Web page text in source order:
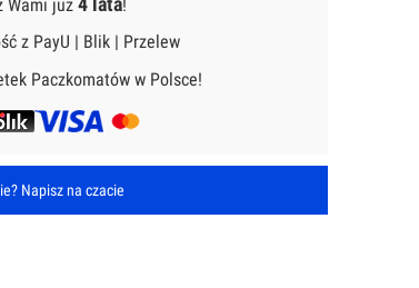
Wami już
!
z PayU | Blik | Przelew
Paczkomatów w Polsce!
Napisz na czacie